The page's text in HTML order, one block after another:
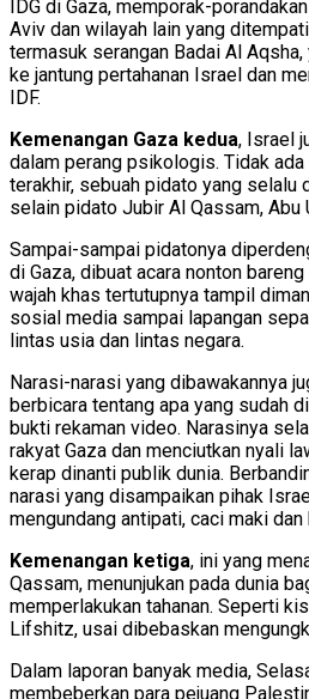
IDG di Gaza, memporak-
Aviv dan wilayah lain yang
termasuk serangan Badai Al
ke jantung pertahanan Israel dan
IDF.
Kemenangan Gaza kedua, Israel
dalam perang psikologis. Tidak
terakhir, sebuah pidato yang selalu
selain pidato Jubir Al Qassam, Abu
Sampai-sampai pidatonya
di Gaza, dibuat acara nonton
wajah khas tertutupnya tampil
sosial media sampai lapangan
lintas usia dan lintas negara.
Narasi-narasi yang dibawakannya
berbicara tentang apa yang sudah
bukti rekaman video. Narasinya
rakyat Gaza dan menciutkan nyali
kerap dinanti publik dunia.
narasi yang disampaikan pihak
mengundang antipati, caci maki
Kemenangan ketiga, ini yang
Qassam, menunjukan pada dunia
memperlakukan tahanan. Seperti
Lifshitz, usai dibebaskan
Dalam laporan banyak media,
membeberkan para pejuang